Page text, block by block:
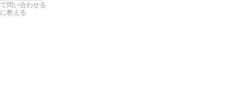
問い合わせる
教える